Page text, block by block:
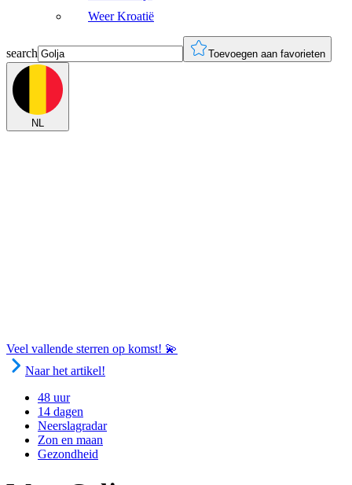
Weer Kroatië
search Toevoegen aan favorieten
NL
Veel vallende sterren op komst! 💫
Naar het artikel!
48 uur
14 dagen
Neerslagradar
Zon en maan
Gezondheid